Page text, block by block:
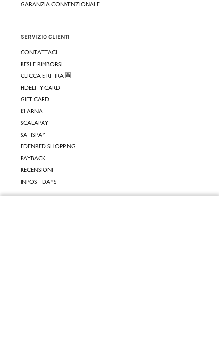
GARANZIA CONVENZIONALE
SERVIZIO CLIENTI
CONTATTACI
RESI E RIMBORSI
CLICCA E RITIRA 🆕
FIDELITY CARD
GIFT CARD
KLARNA
SCALAPAY
SATISPAY
EDENRED SHOPPING
PAYBACK
RECENSIONI
INPOST DAYS